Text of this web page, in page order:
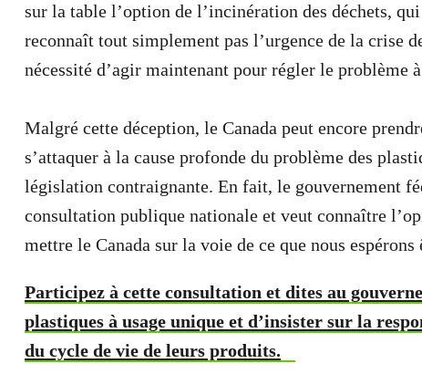
sur la table l’option de l’incinération des déchets,
reconnaît tout simplement pas l’urgence de la crise
nécessité d’agir maintenant pour régler le problème
Malgré cette déception, le Canada peut encore
s’attaquer à la cause profonde du problème des
législation contraignante. En fait, le gouvernement
consultation publique nationale et veut connaître
mettre le Canada sur la voie de ce que nous
Participez à cette consultation et dites au
plastiques à usage unique et d’insister sur la
du cycle de vie de leurs produits.